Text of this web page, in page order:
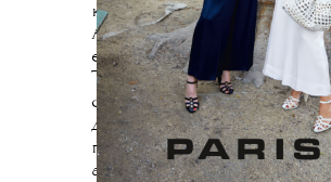
которые напоминают
Арбус, в частности
ее знаменитых
Так же, как у Арбус, эти
сюрреалистичны,
движения и
поз добавляют
а обособленность двух